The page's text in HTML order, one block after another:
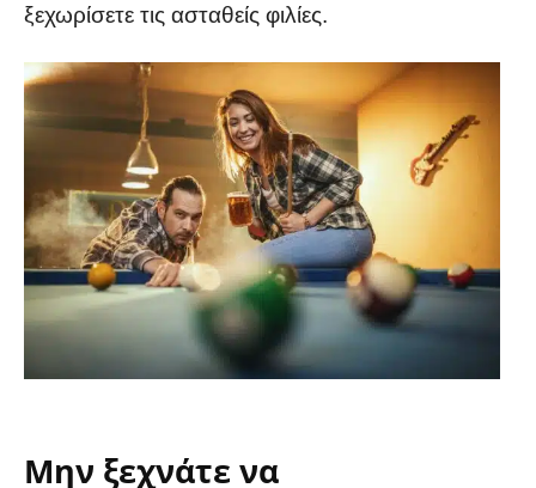
ξεχωρίσετε τις ασταθείς φιλίες.
Μην ξεχνάτε να